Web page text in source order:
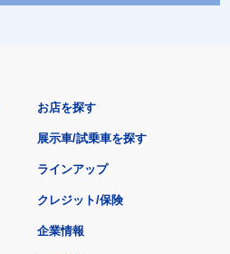
お店を探す
展示車/試乗車を探す
ラインアップ
クレジット/保険
企業情報